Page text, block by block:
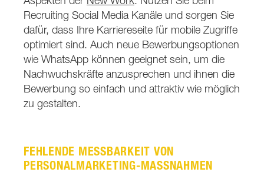
Recruiting Social Media Kanäle und sorgen Sie
dafür, dass Ihre Karriereseite für mobile Zugriffe
optimiert sind. Auch neue Bewerbungsoptionen
wie WhatsApp können geeignet sein, um die
Nachwuchskräfte anzusprechen und ihnen die
Bewerbung so einfach und attraktiv wie möglich
zu gestalten.
FEHLENDE MESSBARKEIT VON
PERSONALMARKETING-MASSNAHMEN